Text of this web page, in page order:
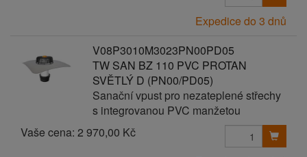
Expedice do 3 dnů
V08P3010M3023PN00PD05
TW SAN BZ 110 PVC PROTAN
SVĚTLÝ D (PN00/PD05)
Sanační vpust pro nezateplené střechy
s integrovanou PVC manžetou
Vaše cena: 2 970,00 Kč